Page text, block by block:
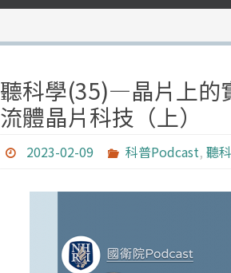
聽科學(35)—晶片上
流體晶片科技（上）
2023-02-09 科普Podcast, 聽